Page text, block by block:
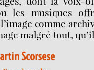
les musiques
comme
malgré tout,
Scorsese